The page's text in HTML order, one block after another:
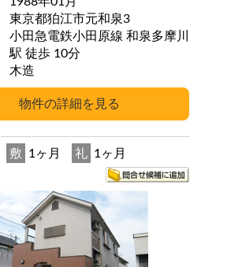
東京都狛江市元和泉3
小田急電鉄小田原線 和泉多摩川
駅 徒歩 10分
木造
敷 1ヶ月 礼 1ヶ月